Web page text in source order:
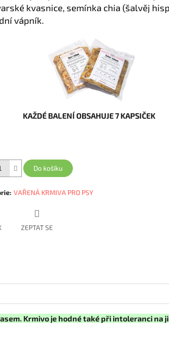
kvasnice, semínka chia (šalvěj
vápník.
KAŽDÉ BALENÍ OBSAHUJE 7 KAPSIČEK
Do košíku
: VAŘENÁ KRMIVA PRO PSY
ZEPTAT SE
Krmivo je hodné také při intoleranci na